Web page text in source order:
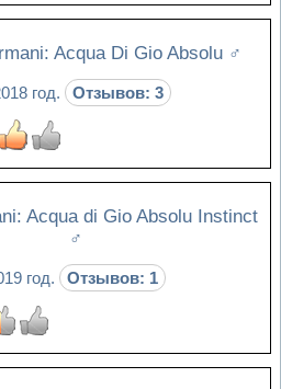
Acqua Di Gio Absolu ♂
год. Отзывов: 3
Acqua di Gio Absolu Instinct
♂
год. Отзывов: 1